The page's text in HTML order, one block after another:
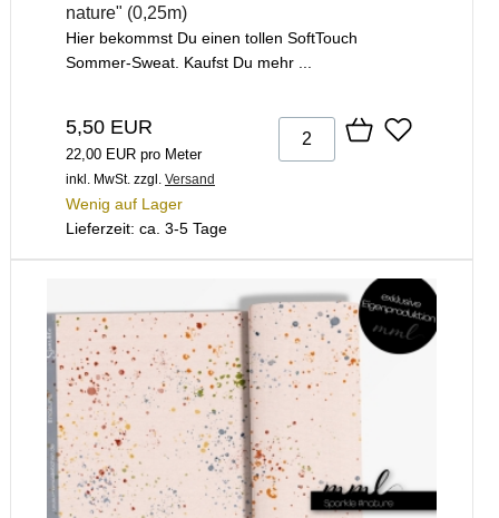
nature" (0,25m)
Hier bekommst Du einen tollen SoftTouch
Sommer-Sweat. Kaufst Du mehr ...
5,50 EUR
22,00 EUR pro Meter
inkl. MwSt. zzgl. Versand
Wenig auf Lager
Lieferzeit: ca. 3-5 Tage